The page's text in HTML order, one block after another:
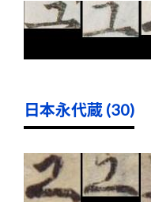
日本永代蔵 (30)